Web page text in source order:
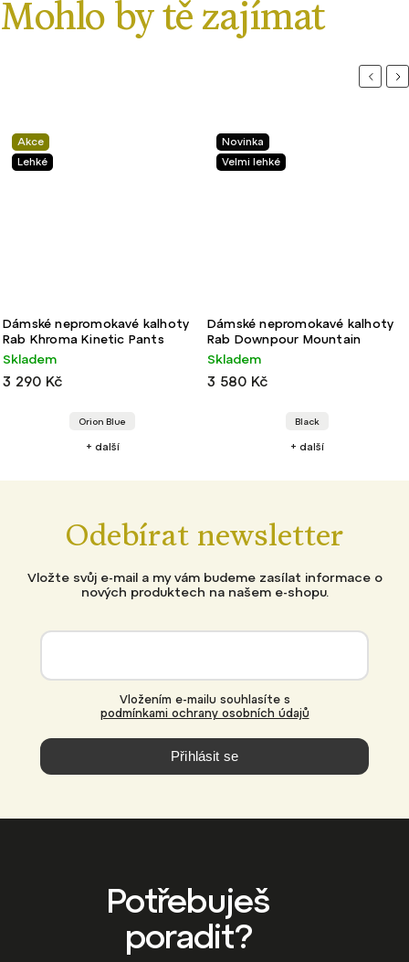
Akce
Lehké
Dámské nepromokavé kalhoty
Rab Khroma Kinetic Pants
Skladem
3 290 Kč
Orion Blue
+ další
Novinka
Velmi lehké
Dámské nepromokavé kalhoty
Rab Downpour Mountain
Skladem
3 580 Kč
Black
+ další
Odebírat newsletter
Vložte svůj e-mail a my vám budeme zasílat informace o
nových produktech na našem e-shopu.
podmínkami ochrany osobních údajů
Přihlásit se
Potřebuješ
poradit?